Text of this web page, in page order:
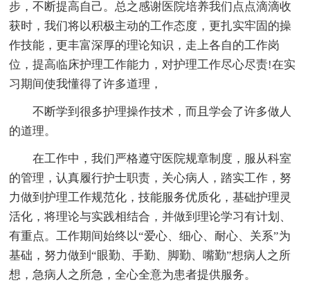
步，不断提高自己。总之感谢医院培养我们点点滴滴收
获时，我们将以积极主动的工作态度，更扎实牢固的操
作技能，更丰富深厚的理论知识，走上各自的工作岗
位，提高临床护理工作能力，对护理工作尽心尽责!在实
习期间使我懂得了许多道理，
不断学到很多护理操作技术，而且学会了许多做人
的道理。
在工作中，我们严格遵守医院规章制度，服从科室
的管理，认真履行护士职责，关心病人，踏实工作，努
力做到护理工作规范化，技能服务优质化，基础护理灵
活化，将理论与实践相结合，并做到理论学习有计划、
有重点。工作期间始终以“爱心、细心、耐心、关系”为
基础，努力做到“眼勤、手勤、脚勤、嘴勤”想病人之所
想，急病人之所急，全心全意为患者提供服务。